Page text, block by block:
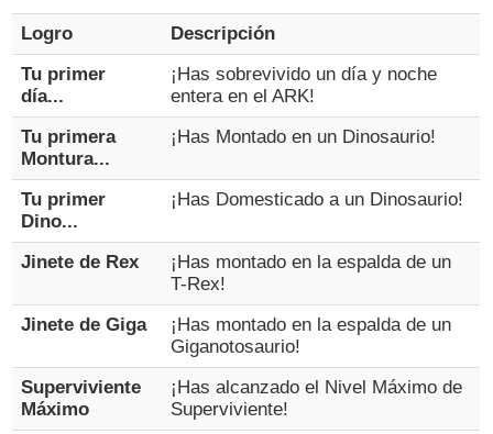
Logro
Descripción
Tu primer
día...
¡Has sobrevivido un día y noche
entera en el ARK!
Tu primera
Montura...
¡Has Montado en un Dinosaurio!
Tu primer
Dino...
¡Has Domesticado a un Dinosaurio!
Jinete de Rex
¡Has montado en la espalda de un
T-Rex!
Jinete de Giga
¡Has montado en la espalda de un
Giganotosaurio!
Superviviente
Máximo
¡Has alcanzado el Nivel Máximo de
Superviviente!